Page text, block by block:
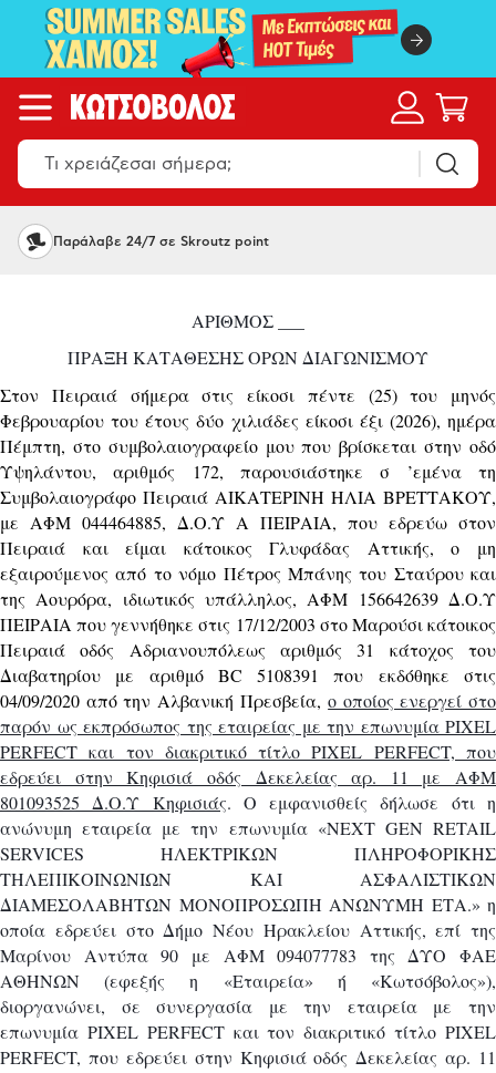
Παράλαβε 24/7 σε Skroutz point
ΑΡΙΘΜΟΣ ___
ΠΡΑΞΗ ΚΑΤΑΘΕΣΗΣ ΟΡΩΝ ΔΙΑΓΩΝΙΣΜΟΥ
Στον Πειραιά σήμερα στις είκοσι πέντε (25) του μηνός
Φεβρουαρίου του έτους δύο χιλιάδες είκοσι έξι (2026), ημέρα
Πέμπτη, στο συμβολαιογραφείο μου που βρίσκεται στην οδό
Υψηλάντου, αριθμός 172, παρουσιάστηκε σ ’εμένα τη
Συμβολαιογράφο Πειραιά ΑΙΚΑΤΕΡΙΝΗ ΗΛΙΑ ΒΡΕΤΤΑΚΟΥ,
με ΑΦΜ 044464885, Δ.Ο.Υ Α ΠΕΙΡΑΙΑ, που εδρεύω στον
Πειραιά και είμαι κάτοικος Γλυφάδας Αττικής, ο μη
εξαιρούμενος από το νόμο Πέτρος Μπάνης του Σταύρου και
της Αουρόρα, ιδιωτικός υπάλληλος, ΑΦΜ 156642639 Δ.Ο.Υ
ΠΕΙΡΑΙΑ που γεννήθηκε στις 17/12/2003 στο Μαρούσι κάτοικος
Πειραιά οδός Αδριανουπόλεως αριθμός 31 κάτοχος του
Διαβατηρίου με αριθμό BC 5108391 που εκδόθηκε στις
04/09/2020 από την Αλβανική Πρεσβεία, ο οποίος ενεργεί στο
παρόν ως εκπρόσωπος της εταιρείας με την επωνυμία PIXEL
PERFECT και τον διακριτικό τίτλο PIXEL PERFECT, που
εδρεύει στην Κηφισιά οδός Δεκελείας αρ. 11 με ΑΦΜ
801093525 Δ.Ο.Υ Κηφισιάς. Ο εμφανισθείς δήλωσε ότι η
ανώνυμη εταιρεία με την επωνυμία «NEXT GEN RETAIL
SERVICES ΗΛΕΚΤΡΙΚΩΝ ΠΛΗΡΟΦΟΡΙΚΗΣ
ΤΗΛΕΠΙΚΟΙΝΩΝΙΩΝ ΚΑΙ ΑΣΦΑΛΙΣΤΙΚΩΝ
ΔΙΑΜΕΣΟΛΑΒΗΤΩΝ ΜΟΝΟΠΡΟΣΩΠΗ ΑΝΩΝΥΜΗ ΕΤΑ.» η
οποία εδρεύει στο Δήμο Νέου Ηρακλείου Αττικής, επί της
Μαρίνου Αντύπα 90 με ΑΦΜ 094077783 της ΔΥΟ ΦΑΕ
ΑΘΗΝΩΝ (εφεξής η «Εταιρεία» ή «Κωτσόβολος»),
διοργανώνει, σε συνεργασία με την εταιρεία με την
επωνυμία PIXEL PERFECT και τον διακριτικό τίτλο PIXEL
PERFECT, που εδρεύει στην Κηφισιά οδός Δεκελείας αρ. 11